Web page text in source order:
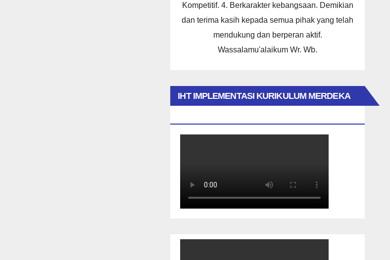
Kompetitif. 4. Berkarakter kebangsaan. Demikian
dan terima kasih kepada semua pihak yang telah
mendukung dan berperan aktif.
Wassalamu'alaikum Wr. Wb.
IHT IMPLEMENTASI KURIKULUM MERDEKA